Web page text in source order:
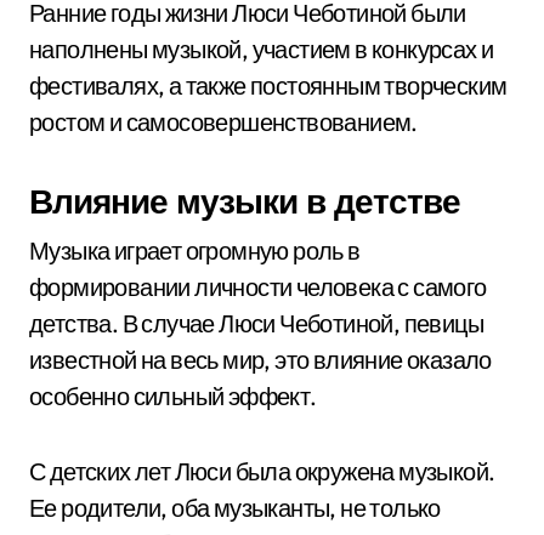
Ранние годы жизни Люси Чеботиной были
наполнены музыкой, участием в конкурсах и
фестивалях, а также постоянным творческим
ростом и самосовершенствованием.
Влияние музыки в детстве
Музыка играет огромную роль в
формировании личности человека с самого
детства. В случае Люси Чеботиной, певицы
известной на весь мир, это влияние оказало
особенно сильный эффект.
С детских лет Люси была окружена музыкой.
Ее родители, оба музыканты, не только